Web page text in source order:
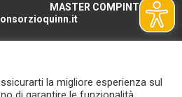
MASTER COMPINT
la migliore esperienza sul